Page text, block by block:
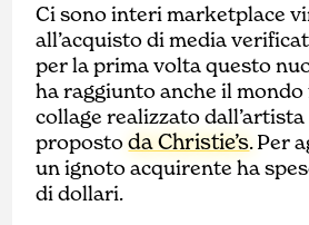
Ci sono interi marketplace
all’acquisto di media
per la prima volta questo
ha raggiunto anche il mondo
collage realizzato dall’artista
propostoda Christie’s. Per
un ignoto acquirente ha
di dollari.